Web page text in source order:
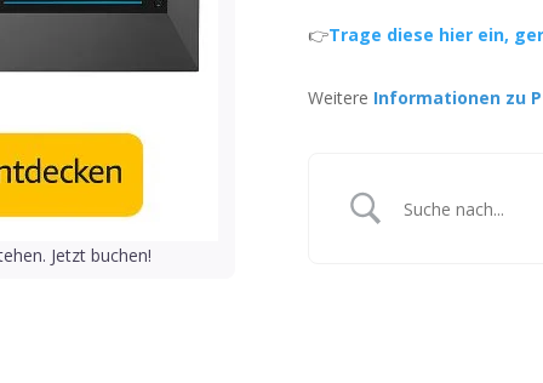
Jetzt buchen!
👉Trage diese hier ein,
Weitere Informationen zu